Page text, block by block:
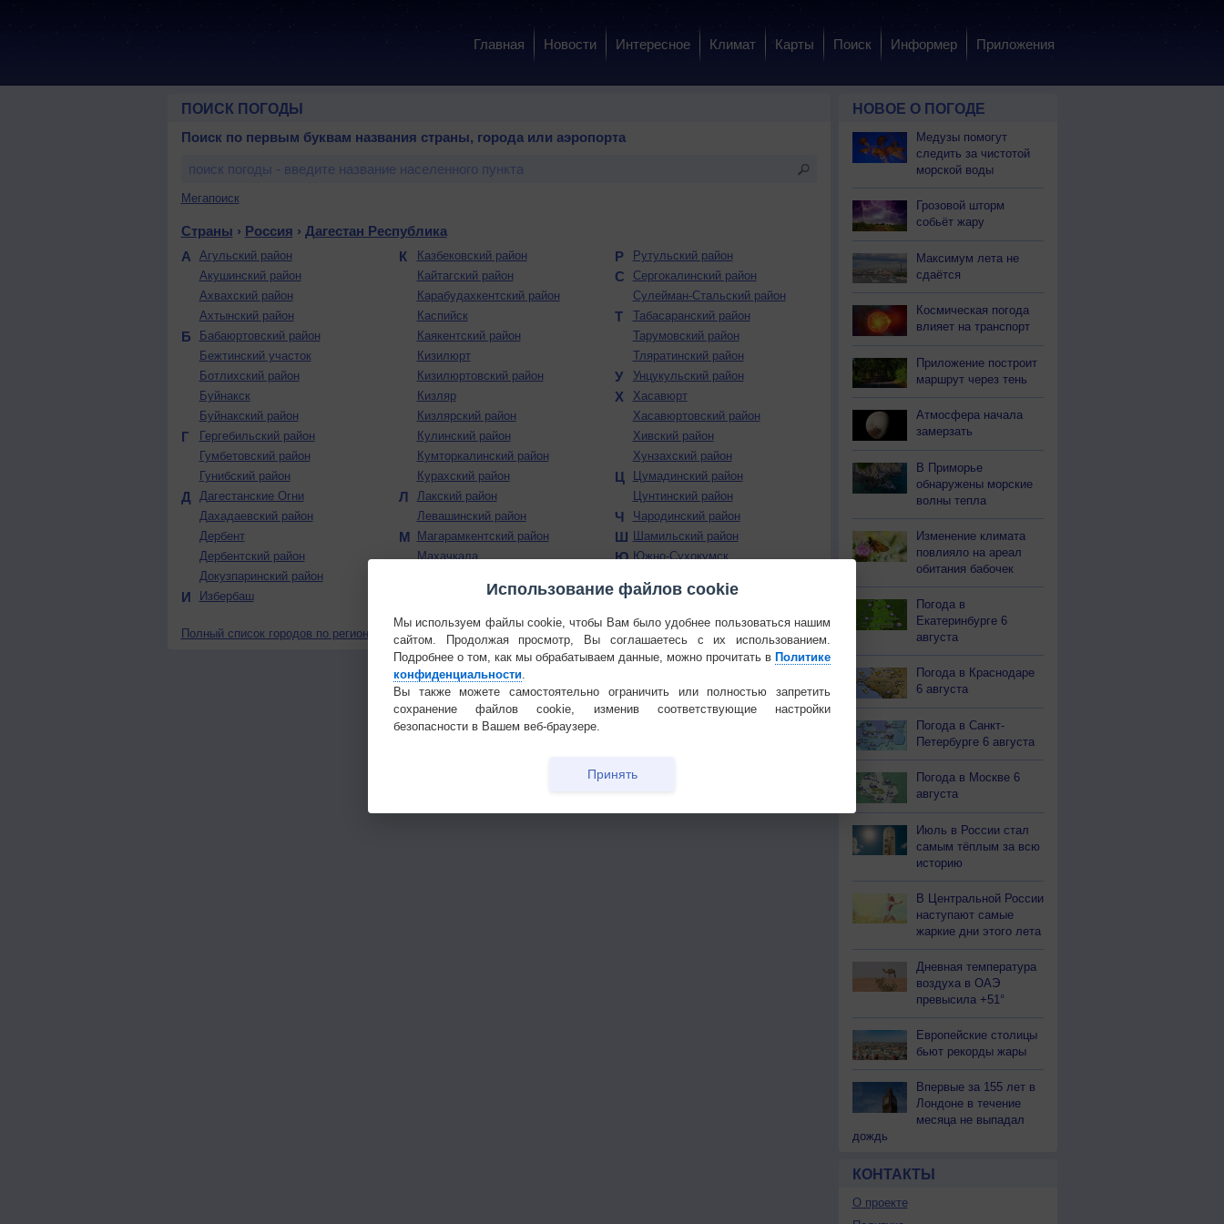
Главная Новости Интересное Климат Карты Поиск Информер Приложения
ПОИСК ПОГОДЫ
Поиск по первым буквам названия страны, города или аэропорта
Мегапоиск
Страны › Россия › Дагестан Республика
А
Агульский район
Акушинский район
Ахвахский район
Ахтынский район
Б
Бабаюртовский район
Бежтинский участок
Ботлихский район
Буйнакск
Буйнакский район
Г
Гергебильский район
Гумбетовский район
Гунибский район
Д
Дагестанские Огни
Дахадаевский район
Дербент
Дербентский район
Докузпаринский район
И Избербаш
К
Казбековский район
Кайтагский район
Карабудахкентский район
Каспийск
Каякентский район
Кизилюрт
Кизилюртовский район
Кизляр
Кизлярский район
Кулинский район
Кумторкалинский район
Курахский район
Л
Лакский район
Левашинский район
М
Магарамкентский район
Махачкала
Ногайский район
Р Рутульский район
С
Сергокалинский район
Сулейман-Стальский район
Т
Табасаранский район
Тарумовский район
Тляратинский район
У Унцукульский район
Х
Хасавюрт
Хасавюртовский район
Хивский район
Хунзахский район
Ц
Цумадинский район
Цунтинский район
Ч Чародинский район
Ш Шамильский район
ЮЮжно-Сухокумск
Полный список городов по региону
НОВОЕ О ПОГОДЕ
Медузы помогут
следить за чистотой
морской воды
Грозовой шторм
собьёт жару
Максимум лета не
сдаётся
Космическая погода
влияет на транспорт
Приложение построит
маршрут через тень
Атмосфера начала
замерзать
В Приморье
обнаружены морские
волны тепла
Изменение климата
повлияло на ареал
обитания бабочек
Погода в
Екатеринбурге 6
августа
Погода в Краснодаре
6 августа
Погода в Санкт-
Петербурге 6 августа
Погода в Москве 6
августа
Июль в России стал
самым тёплым за всю
историю
В Центральной России
наступают самые
жаркие дни этого лета
Дневная температура
воздуха в ОАЭ
превысила +51°
Европейские столицы
бьют рекорды жары
Впервые за 155 лет в
Лондоне в течение
месяца не выпадал
дождь
КОНТАКТЫ
О проекте
Использование файлов cookie
Мы используем файлы cookie, чтобы Вам было удобнее пользоваться нашим
сайтом. Продолжая просмотр, Вы соглашаетесь с их использованием.
Подробнее о том, как мы обрабатываем данные, можно прочитать в Политике
конфиденциальности
Вы также можете самостоятельно ограничить или полностью запретить
сохранение файлов cookie, изменив соответствующие настройки
безопасности в Вашем веб-браузере.
Принять